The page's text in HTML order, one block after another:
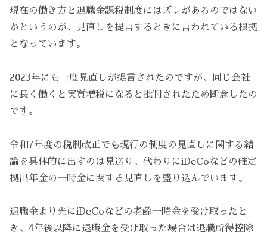
現在の働き方と退職金課税制度にはズレがあるのではない
かというのが、見直しを提言するときに言われている根拠
となっています。
2023年にも一度見直しが提言されたのですが、同じ会社
に長く働くと実質増税になると批判されたため断念したの
です。
令和7年度の税制改正でも現行の制度の見直しに関する結
論を具体的に出すのは見送り、代わりにiDeCoなどの確定
拠出年金の一時金に関する見直しを盛り込んでいます。
退職金より先にiDeCoなどの老齢一時金を受け取ったと
き、4年後以降に退職金を受け取った場合は退職所得控除